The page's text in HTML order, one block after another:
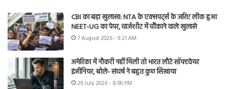
CBI का बड़ा खुलासा: NTA के एक्सपर्ट्स के जरिए लीक हुआ
NEET-UG का पेपर, चार्जशीट में चौंकाने वाले खुलासे
7 August 2026 - 9:21 AM
अमेरिका में नौकरी नहीं मिली तो भारत लौटे सॉफ्टवेयर
इंजीनियर, बोले- संघर्ष ने बहुत कुछ सिखाया
29 July 2026 - 8:00 PM